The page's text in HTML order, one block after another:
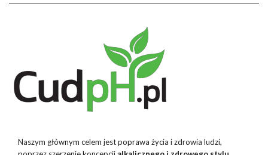
Naszym głównym celem jest poprawa życia i zdrowia ludzi,